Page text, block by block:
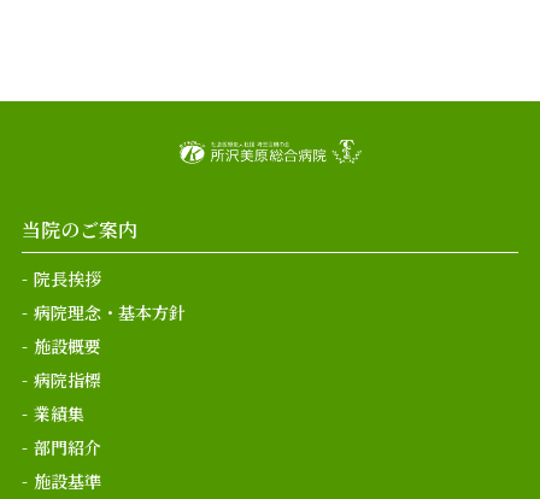
当院のご案内
院長挨拶
病院理念・基本方針
施設概要
病院指標
業績集
部門紹介
施設基準